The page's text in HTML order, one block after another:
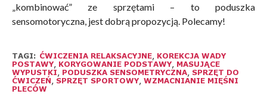
„kombinować” ze sprzętami – to poduszka
sensomotoryczna, jest dobrą propozycją. Polecamy!
TAGI: ĆWICZENIA RELAKSACYJNE, KOREKCJA WADY
POSTAWY, KORYGOWANIE PODSTAWY, MASUJĄCE
WYPUSTKI
PODUSZKA SENSOMETRYCZNA, SPRZĘT DO
ĆWICZEŃ
SPRZĘT SPORTOWY, WZMACNIANIE MIĘŚNI
PLECÓW